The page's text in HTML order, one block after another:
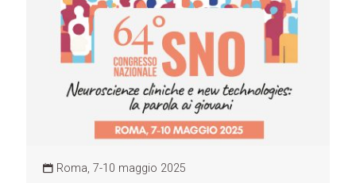
Roma, 7-10 maggio 2025